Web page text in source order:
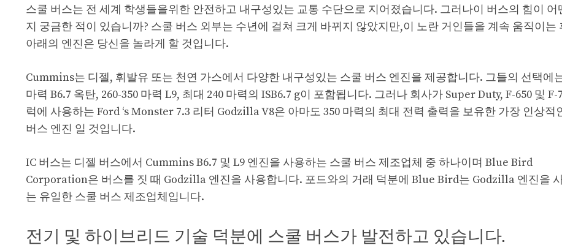
스쿨 버스는 전 세계 학생들을위한 안전하고 내구성있는 교통 수단으로 지어졌습니다. 그러나이 버스의 힘이 어
지 궁금한 적이 있습니까? 스쿨 버스 외부는 수년에 걸쳐 크게 바뀌지 않았지만,이 노란 거인들을 계속 움직이는
아래의 엔진은 당신을 놀라게 할 것입니다.
Cummins는 디젤, 휘발유 또는 천연 가스에서 다양한 내구성있는 스쿨 버스 엔진을 제공합니다. 그들의 선택에
마력 B6.7 옥탄, 260-350 마력 L9, 최대 240 마력의 ISB6.7 g이 포함됩니다. 그러나 회사가 Super Duty, F-650 및 F-
럭에 사용하는 Ford ‘s Monster 7.3 리터 Godzilla V8은 아마도 350 마력의 최대 전력 출력을 보유한 가장 인상적
버스 엔진 일 것입니다.
IC 버스는 디젤 버스에서 Cummins B6.7 및 L9 엔진을 사용하는 스쿨 버스 제조업체 중 하나이며 Blue Bird
Corporation은 버스를 짓 때 Godzilla 엔진을 사용합니다. 포드와의 거래 덕분에 Blue Bird는 Godzilla 엔진을
는 유일한 스쿨 버스 제조업체입니다.
전기 및 하이브리드 기술 덕분에 스쿨 버스가 발전하고 있습니다.